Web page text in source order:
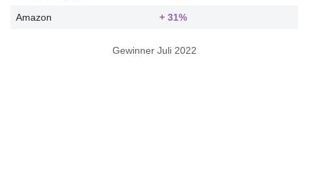
Amazon + 31%
Gewinner Juli 2022